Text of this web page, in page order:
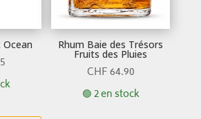
Ocean Rhum Baie des Trésors
Fruits des Pluies
CHF64.90
🟢 2 en stock